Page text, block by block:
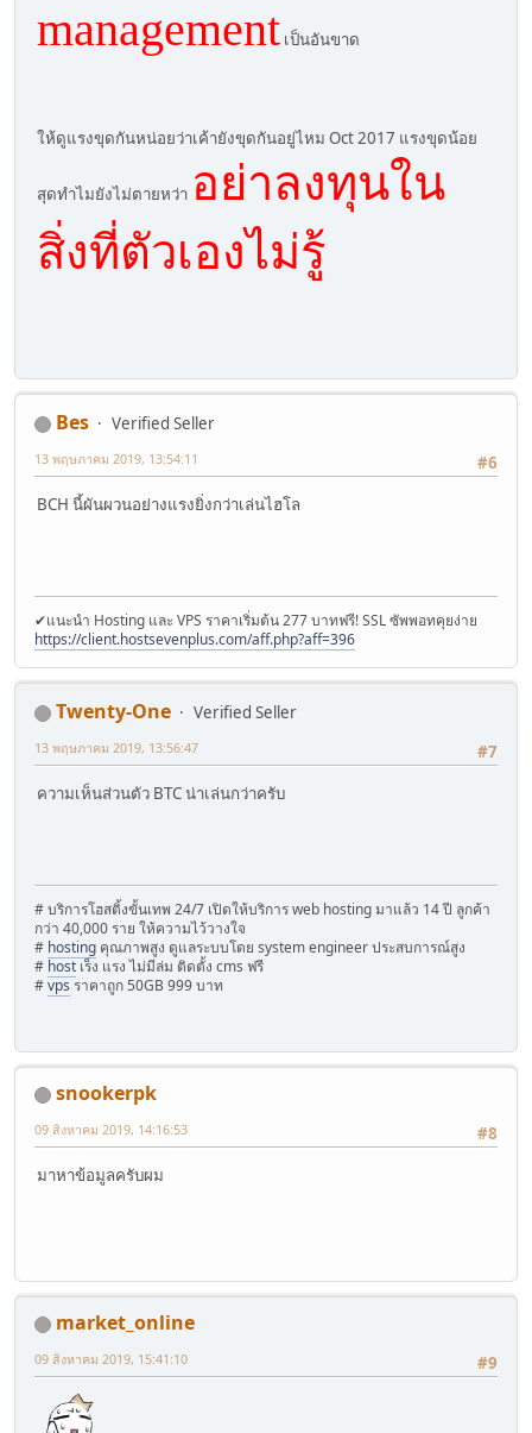
management เป็นอันขาด
ให้ดูแรงขุดกันหน่อยว่าเค้ายังขุดกันอยู่ไหม Oct 2017 แรงขุดน้อย
สุดทำไมยังไม่ตายหว่า อย่าลงทุนใน
สิ่งที่ตัวเองไม่รู้
Bes
Verified Seller
#6
13 พฤษภาคม 2019, 13:54:11
BCH นี้ผันผวนอย่างแรงยิ่งกว่าเล่นไฮโล
✔แนะนำ Hosting และ VPS ราคาเริ่มต้น 277 บาทฟรี! SSL ซัพพอทคุยง่าย
https://client.hostsevenplus.com/aff.php?aff=396
Twenty-One
Verified Seller
#7
13 พฤษภาคม 2019, 13:56:47
ความเห็นส่วนตัว BTC น่าเล่นกว่าครับ
# บริการโฮสติ้งขั้นเทพ 24/7 เปิดให้บริการ web hosting มาแล้ว 14 ปี ลูกค้า
กว่า 40,000 ราย ให้ความไว้วางใจ
# hosting คุณภาพสูง ดูแลระบบโดย system engineer ประสบการณ์สูง
# host เร็ง แรง ไม่มีล่ม ติดตั้ง cms ฟรี
#vps ราคาถูก 50GB 999 บาท
snookerpk
#8
09 สิงหาคม 2019, 14:16:53
มาหาข้อมูลครับผม
market_online
#9
09 สิงหาคม 2019, 15:41:10